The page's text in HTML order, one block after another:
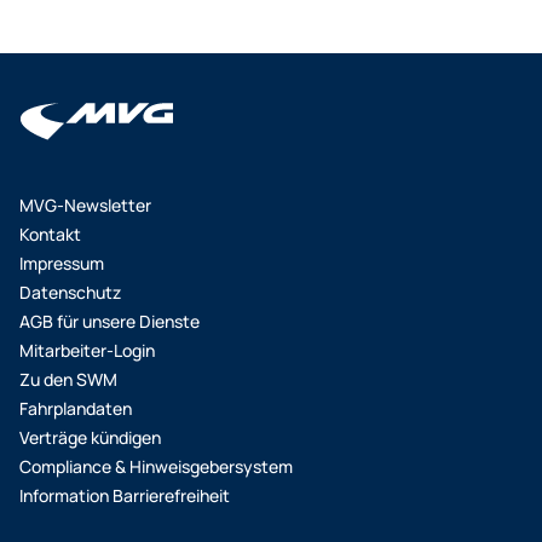
Account wird dabei mit dem
Login-Account
Bereich „Nachweise“) dadurch
nachgewiesen. Sollte eine Hochschule
diesen
Berechtigung über den
aktuellen
Immatrikulationsbescheinigung
von der Hochschule
gestempelten
Kundenportal
Studierendenausweis gilt nicht als Nachweis.
MVG-Newsletter
Kontakt
Impressum
Datenschutz
AGB für unsere Dienste
Mitarbeiter-Login
Zu den SWM
Fahrplandaten
Verträge kündigen
Compliance & Hinweisgebersystem
Information Barrierefreiheit